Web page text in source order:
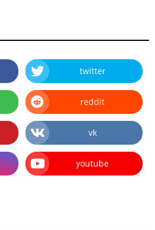
twitter
reddit
vk
youtube